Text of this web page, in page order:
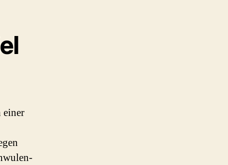
einer